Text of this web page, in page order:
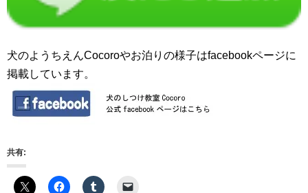
犬のようちえんCocoroやお泊りの様子はfacebookページに
掲載しています。
共有: